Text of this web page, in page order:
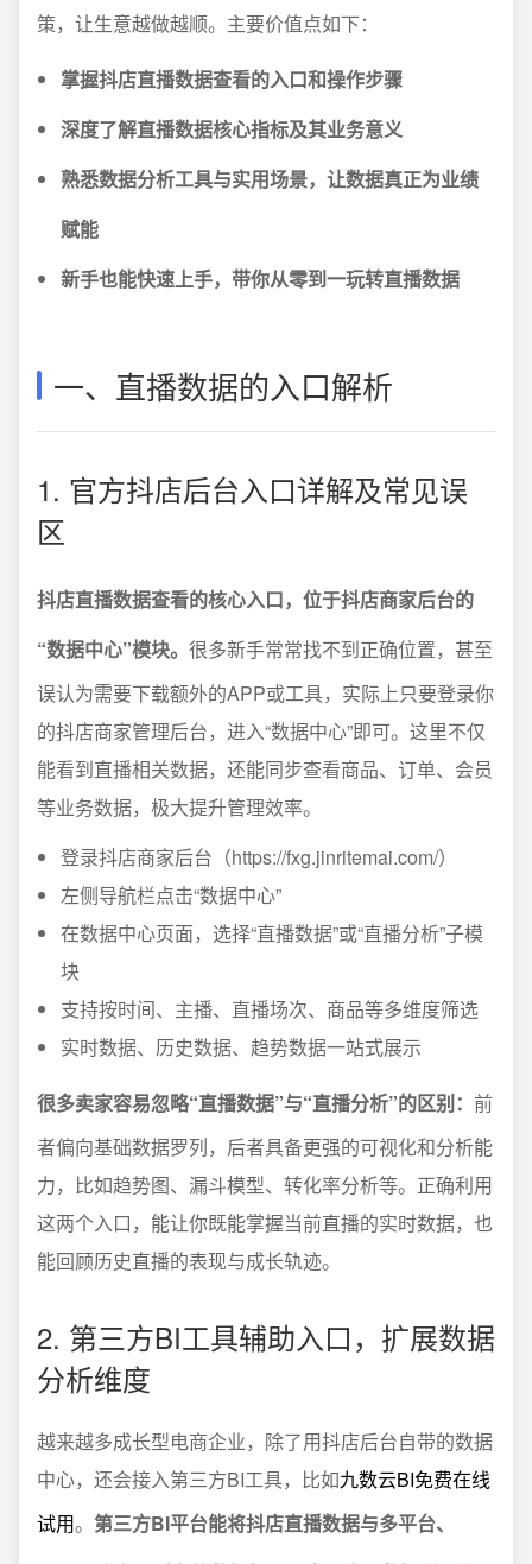
策，让生意越做越顺。主要价值点如下：
掌握抖店直播数据查看的入口和操作步骤
深度了解直播数据核心指标及其业务意义
熟悉数据分析工具与实用场景，让数据真正为业绩
赋能
新手也能快速上手，带你从零到一玩转直播数据
一、直播数据的入口解析
1. 官方抖店后台入口详解及常见误
区
抖店直播数据查看的核心入口，位于抖店商家后台的
“数据中心”模块。 很多新手常常找不到正确位置，甚至
误认为需要下载额外的APP或工具，实际上只要登录你
的抖店商家管理后台，进入“数据中心”即可。这里不仅
能看到直播相关数据，还能同步查看商品、订单、会员
等业务数据，极大提升管理效率。
登录抖店商家后台（https://fxg.jinritemai.com/）
左侧导航栏点击“数据中心”
在数据中心页面，选择“直播数据”或“直播分析”子模
块
支持按时间、主播、直播场次、商品等多维度筛选
实时数据、历史数据、趋势数据一站式展示
很多卖家容易忽略“直播数据”与“直播分析”的区别： 前
者偏向基础数据罗列，后者具备更强的可视化和分析能
力，比如趋势图、漏斗模型、转化率分析等。正确利用
这两个入口，能让你既能掌握当前直播的实时数据，也
能回顾历史直播的表现与成长轨迹。
2. 第三方BI工具辅助入口，扩展数据
分析维度
越来越多成长型电商企业，除了用抖店后台自带的数据
中心，还会接入第三方BI工具，比如九数云BI免费在线
试用。 第三方BI平台能将抖店直播数据与多平台、